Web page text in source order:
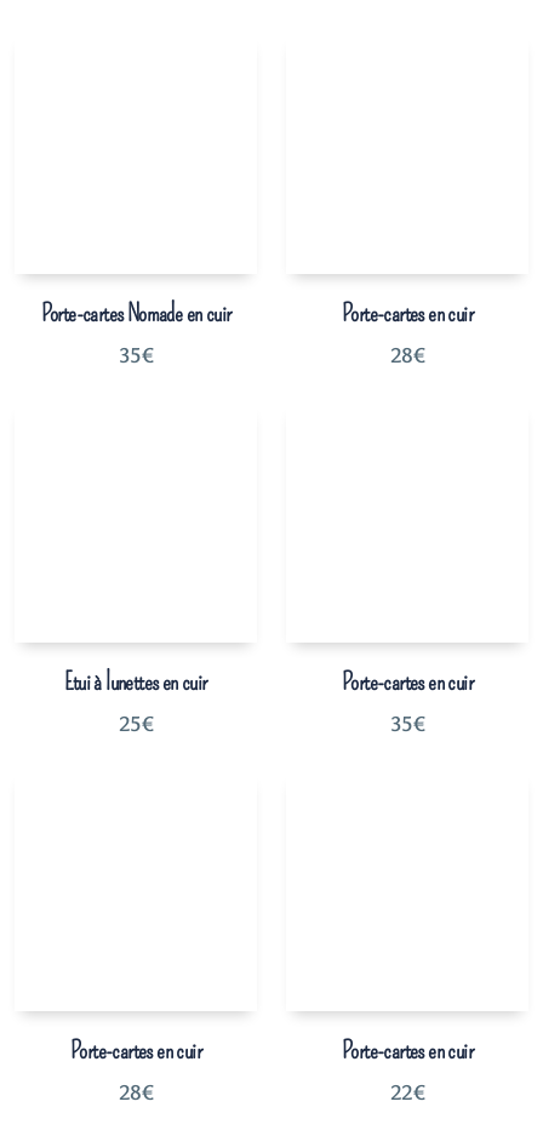
Porte-cartes Nomade en cuir
35€
Porte-cartes en cuir
28€
Etui à lunettes en cuir
25€
Porte-cartes en cuir
35€
Porte-cartes en cuir
28€
Porte-cartes en cuir
22€